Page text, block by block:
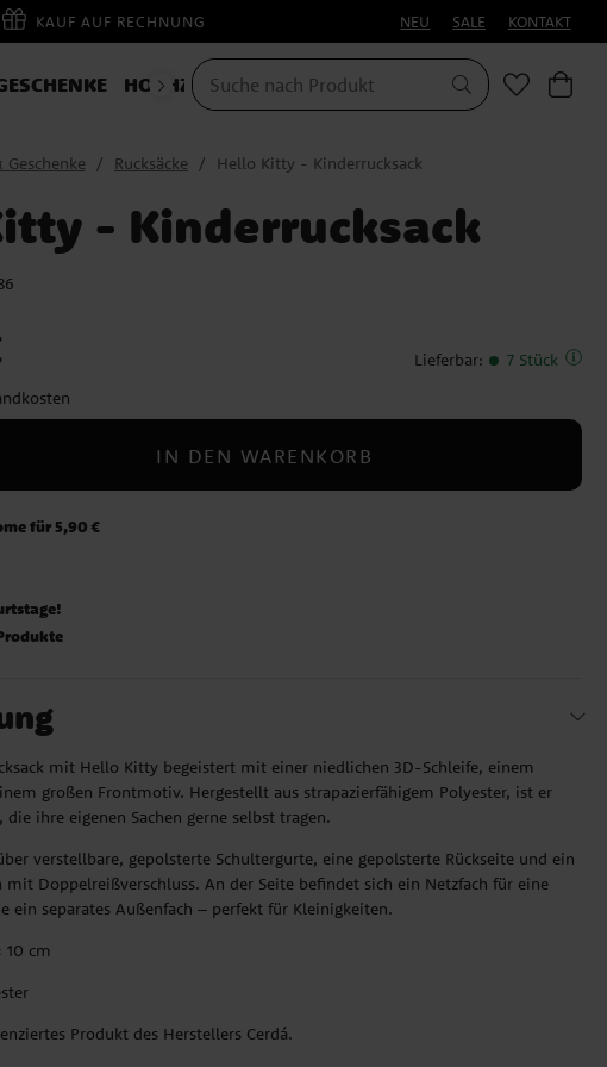
KAUF AUF RECHNUNG NEU SALE KONTAKT
HOCHZEIT KOSTÜME
Geschenke Rucksäcke Hello Kitty - Kinderrucksack
- Kinderrucksack
Lieferbar: 7 Stück
IN DEN WARENKORB
für 5,90 €
mit Hello Kitty begeistert mit einer niedlichen 3D-Schleife, einem
großen Frontmotiv. Hergestellt aus strapazierfähigem Polyester, ist er
ihre eigenen Sachen gerne selbst tragen.
verstellbare, gepolsterte Schultergurte, eine gepolsterte Rückseite und ein
mit Doppelreißverschluss. An der Seite befindet sich ein Netzfach für eine
ein separates Außenfach – perfekt für Kleinigkeiten.
10 cm
Produkt des Herstellers Cerdá.